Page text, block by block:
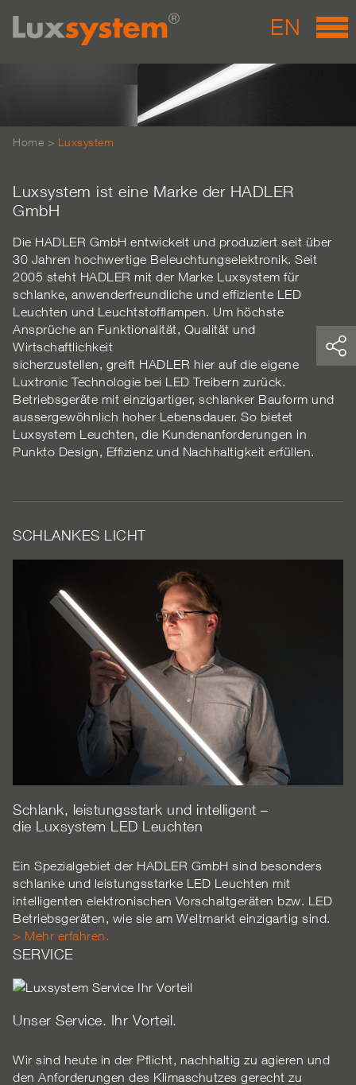
EN
Home > Luxsystem
Luxsystem ist eine Marke der HADLER
GmbH
Die HADLER GmbH entwickelt und produziert seit über
30 Jahren hochwertige Beleuchtungselektronik. Seit
2005 steht HADLER mit der Marke Luxsystem für
schlanke, anwenderfreundliche und effiziente LED
Leuchten und Leuchtstofflampen. Um höchste
Ansprüche an Funktionalität, Qualität und
Wirtschaftlichkeit
sicherzustellen, greift HADLER hier auf die eigene
Luxtronic Technologie bei LED Treibern zurück.
Betriebsgeräte mit einzigartiger, schlanker Bauform und
aussergewöhnlich hoher Lebensdauer. So bietet
Luxsystem Leuchten, die Kundenanforderungen in
Punkto Design, Effizienz und Nachhaltigkeit erfüllen.
SCHLANKES LICHT
Schlank, leistungsstark und intelligent –
die Luxsystem LED Leuchten
Ein Spezialgebiet der HADLER GmbH sind besonders
schlanke und leistungsstarke LED Leuchten mit
intelligenten elektronischen Vorschaltgeräten bzw. LED
Betriebsgeräten, wie sie am Weltmarkt einzigartig sind.
> Mehr erfahren.
SERVICE
Unser Service. Ihr Vorteil.
Wir sind heute in der Pflicht, nachhaltig zu agieren und
den Anforderungen des Klimaschutzes gerecht zu